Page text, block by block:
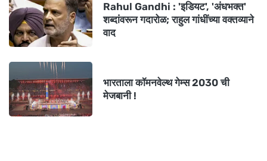
Rahul Gandhi : 'इडियट', 'अंधभक्त'
शब्दांवरून गदारोळ; राहुल गांधींच्या वक्तव्याने
वाद
भारताला कॉमनवेल्थ गेम्स 2030 ची
मेजबानी !